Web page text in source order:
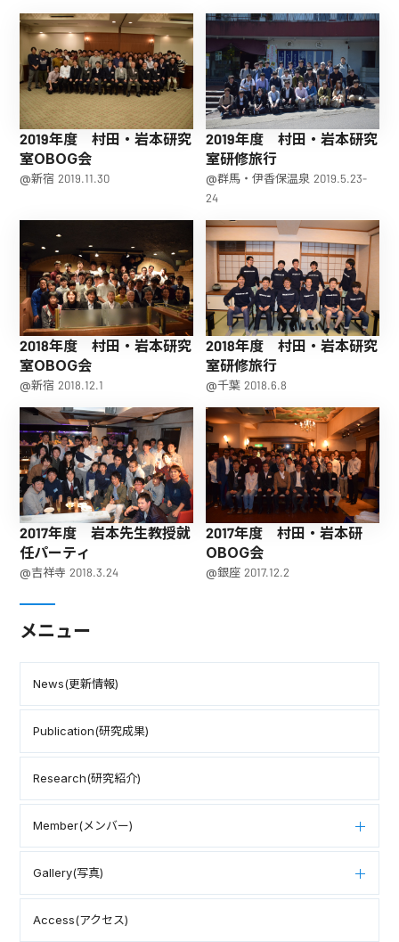
2019年度 村田・岩本研究
室OBOG会
@新宿 2019.11.30
2019年度 村田・岩本研究
室研修旅行
@群馬・伊香保温泉 2019.5.23-
24
2018年度 村田・岩本研究
室OBOG会
@新宿 2018.12.1
2018年度 村田・岩本研究
室研修旅行
@千葉 2018.6.8
2017年度 岩本先生教授就
任パーティ
@吉祥寺 2018.3.24
2017年度 村田・岩本研
OBOG会
@銀座 2017.12.2
メニュー
News(更新情報)
Publication(研究成果)
Research(研究紹介)
Member(メンバー)
Gallery(写真)
Access(アクセス)